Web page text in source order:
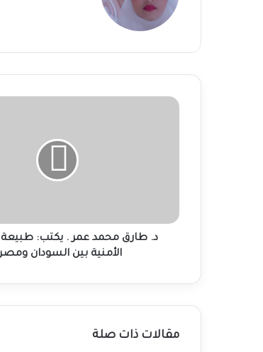
د.
الأمنية
.
د. طارق محمد عمر . يكتب: طبيعة
الأمنية بين السودان
مقالات ذات صلة